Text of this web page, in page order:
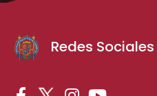
Redes Sociales